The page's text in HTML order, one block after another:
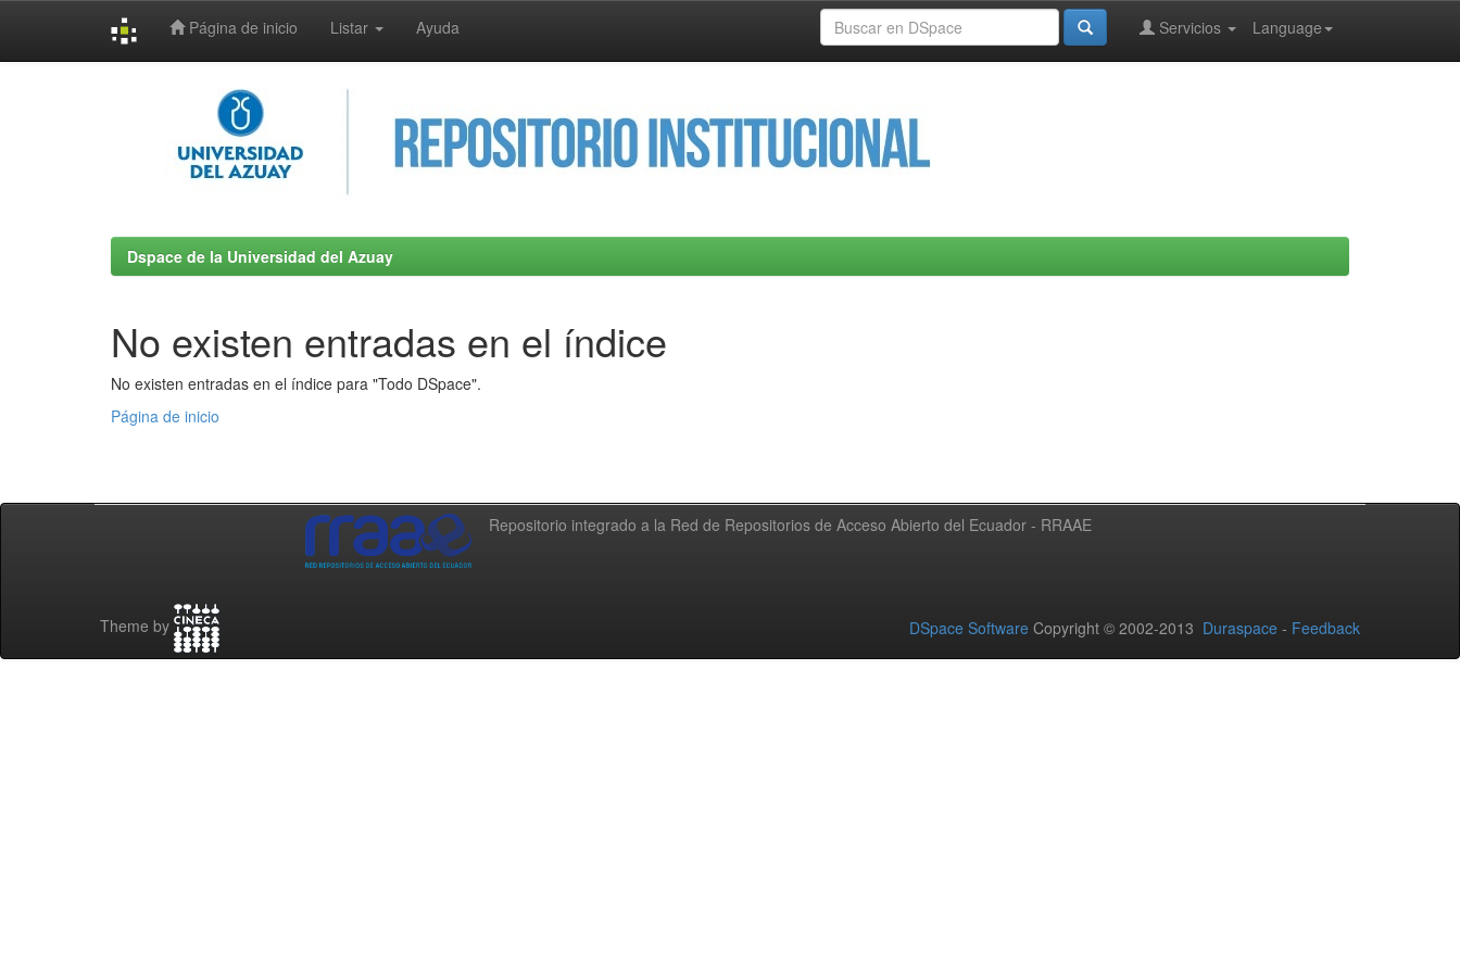
Página de inicio Listar Ayuda Language
Servicios
Dspace de la Universidad del Azuay
No existen entradas en el índice
No existen entradas en el índice para "Todo DSpace".
Página de inicio
Repositorio integrado a la Red de Repositorios de Acceso Abierto del Ecuador - RRAAE
Theme by DSpace Software Copyright © 2002-2013 Duraspace - Feedback